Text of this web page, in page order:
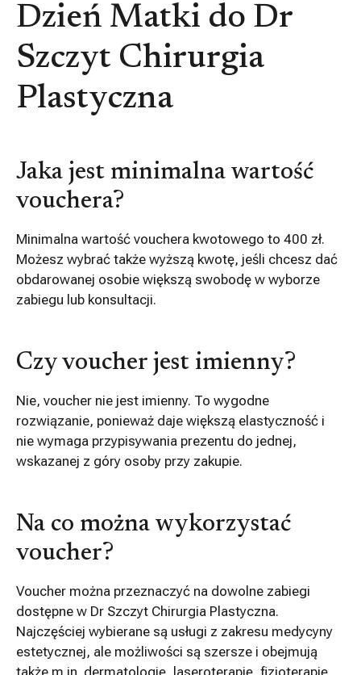
Dzień Matki do Dr
Szczyt Chirurgia
Plastyczna
Jaka jest minimalna wartość
vouchera?
Minimalna wartość vouchera kwotowego to 400 zł.
Możesz wybrać także wyższą kwotę, jeśli chcesz dać
obdarowanej osobie większą swobodę w wyborze
zabiegu lub konsultacji.
Czy voucher jest imienny?
Nie, voucher nie jest imienny. To wygodne
rozwiązanie, ponieważ daje większą elastyczność i
nie wymaga przypisywania prezentu do jednej,
wskazanej z góry osoby przy zakupie.
Na co można wykorzystać
voucher?
Voucher można przeznaczyć na dowolne zabiegi
dostępne w Dr Szczyt Chirurgia Plastyczna.
Najczęściej wybierane są usługi z zakresu medycyny
estetycznej, ale możliwości są szersze i obejmują
także m.in. dermatologię, laseroterapię, fizjoterapię,